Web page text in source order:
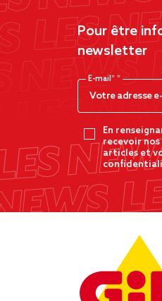
Pour être
newsletter
E-mail*
En
recevoir
articles et